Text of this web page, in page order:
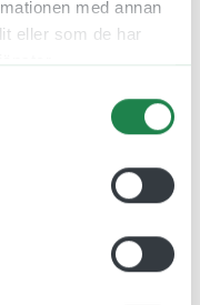
med annan
eller som de har